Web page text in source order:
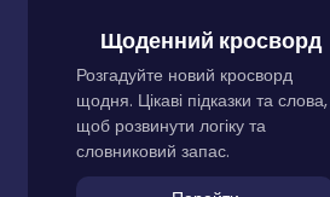
Щоденний кросворд
Розгадуйте новий кросворд
щодня. Цікаві підказки та слова,
щоб розвинути логіку та
словниковий запас.